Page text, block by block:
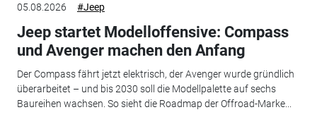
05.08.2026 #Jeep
Jeep startet Modelloffensive: Compass
und Avenger machen den Anfang
Der Compass fährt jetzt elektrisch, der Avenger wurde gründlich
überarbeitet – und bis 2030 soll die Modellpalette auf sechs
Baureihen wachsen. So sieht die Roadmap der Offroad-Marke...